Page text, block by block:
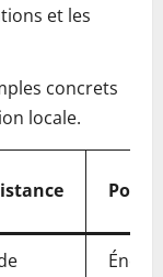
et les
concrets
locale.